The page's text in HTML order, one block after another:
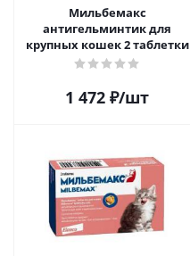
Мильбемакс
антигельминтик для
крупных кошек 2 таблетки
1 472 ₽/шт